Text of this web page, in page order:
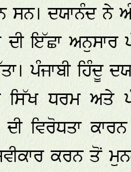
ਸਨ। ਦਯਾਨੰਦ ਨੇ
ਦੀ ਇੱਛਾ ਅਨੁਸਾਰ
ਪੰਜਾਬੀ ਹਿੰਦੂ
ਧਰਮ ਅਤੇ
ਵਿਰੋਧਤਾ
ਕਰਨ ਤੋਂ